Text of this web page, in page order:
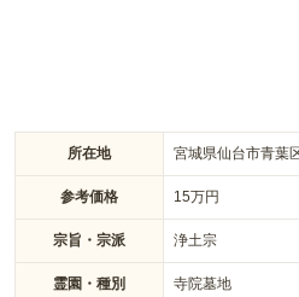
所在地 宮城県仙台市青葉
参考価格 15万円
宗旨・宗派 浄土宗
霊園・種別 寺院墓地